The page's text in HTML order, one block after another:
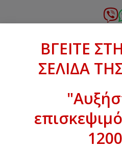
σε
ΒΓΕΙΤΕ ΣΤΗΝ
ΒΓΕΙΤΕ
ΣΕΛΙΔΑ